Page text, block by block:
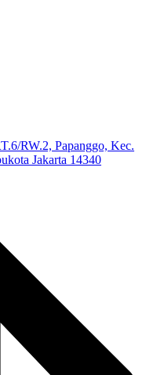
RW.2, Papanggo, Kec.
Jakarta 14340